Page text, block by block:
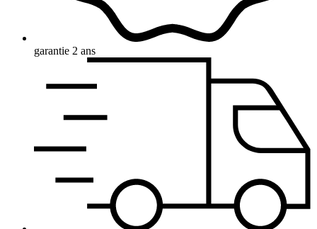
garantie 2 ans